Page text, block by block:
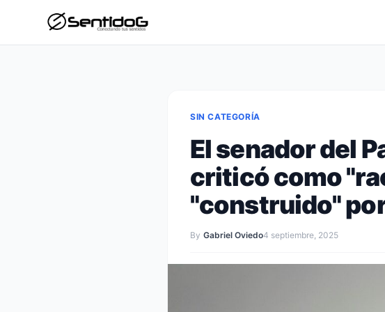
SIN CATEGORÍA
El senador del
criticó como
"construido"
By Gabriel Oviedo4 septiembre, 2025